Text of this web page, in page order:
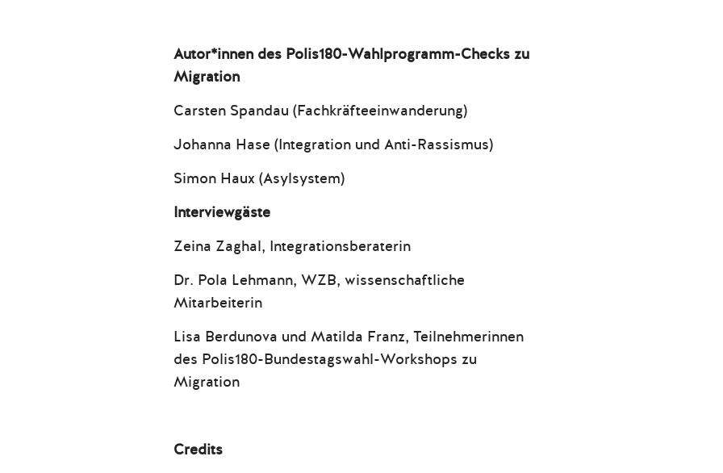
Autor*innen des Polis180-Wahlprogramm-Checks zu
Migration
Carsten Spandau (Fachkräfteeinwanderung)
Johanna Hase (Integration und Anti-Rassismus)
Simon Haux (Asylsystem)
Interviewgäste
Zeina Zaghal, Integrationsberaterin
Dr. Pola Lehmann, WZB, wissenschaftliche
Mitarbeiterin
Lisa Berdunova und Matilda Franz, Teilnehmerinnen
des Polis180-Bundestagswahl-Workshops zu
Migration
Credits